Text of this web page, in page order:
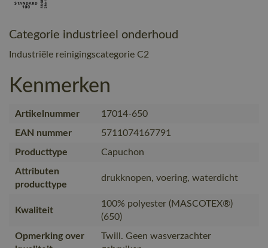
Categorie industrieel onderhoud
Industriële reinigingscategorie C2
Kenmerken
Artikelnummer
17014-650
EAN nummer
5711074167791
Producttype
Capuchon
Attributen
producttype
drukknopen, voering, waterdicht
Kwaliteit
100% polyester (MASCOTEX®)
(650)
Opmerking over
Twill. Geen wasverzachter